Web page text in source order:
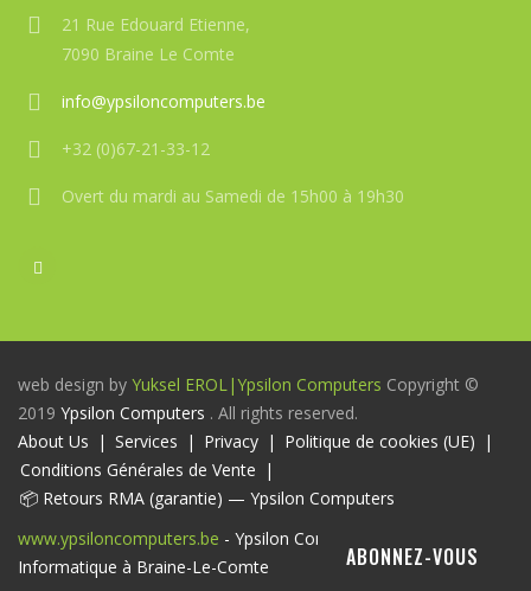
21 Rue Edouard Etienne,
7090 Braine Le Comte
info@ypsiloncomputers.be
+32 (0)67-21-33-12
Overt du mardi au Samedi de 15h00 à 19h30
web design by Yuksel EROL|Ypsilon Computers Copyright ©
2019 Ypsilon Computers . All rights reserved.
About Us
Services Privacy
Politique de cookies (UE)
Conditions Générales de Vente
📦 Retours RMA (garantie) — Ypsilon Computers
www.ypsiloncomputers.be - Ypsilon Computers-Magasin
Informatique à Braine-Le-Comte
ABONNEZ-VOUS